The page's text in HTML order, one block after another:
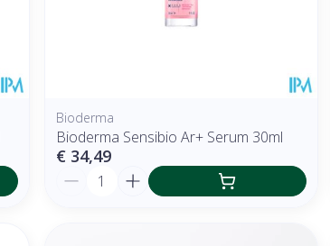
Bioderma
Bioderma Sensibio Ar+ Serum 30ml
€ 34,49
Aantal